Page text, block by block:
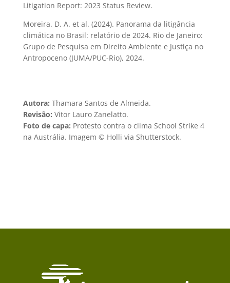
Litigation Report: 2023 Status Review.
Moreira. D. A. et al. (2024). Panorama da litigância
climática no Brasil: relatório de 2024. Rio de Janeiro:
Grupo de Pesquisa em Direito Ambiente e Justiça no
Antropoceno (JUMA/PUC-Rio), 2024.
Autora: Thamara Santos de Almeida.
Revisão: Vitor Lauro Zanelatto.
Foto de capa: Protesto contra o clima School Strike 4
na Austrália. Imagem © Holli via Shutterstock.